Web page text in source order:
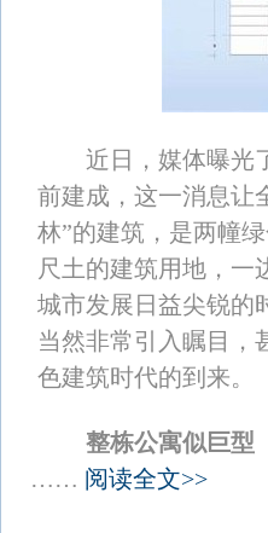
近日，媒体曝光了
前建成，这一消息让
林”的建筑，是两幢
尺土的建筑用地，一
城市发展日益尖锐的
当然非常引入瞩目，
色建筑时代的到来。
整栋公寓似巨型
…… 阅读全文>>